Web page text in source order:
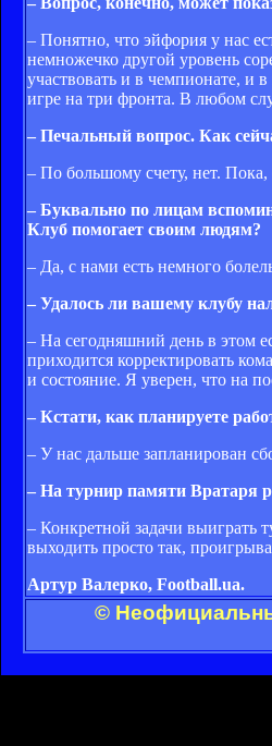
– Понятно, что эйфория у нас
немножечко другой уровень
участвовать и в чемпионате, и
игре на три фронта. В любом
– Печальный вопрос. Как
– По большому счету, нет. Пока,
– Буквально по лицам
Клуб помогает своим людям?
– Да, с нами есть немного
– Удалось ли вашему клубу
– На сегодняшний день в этом
приходится корректировать
и состояние. Я уверен, что на
– Кстати, как планируете
– У нас дальше запланирован
– На турнир памяти Вратаря
– Конкретной задачи выиграть
выходить просто так,
Артур Валерко, Football.ua.
©